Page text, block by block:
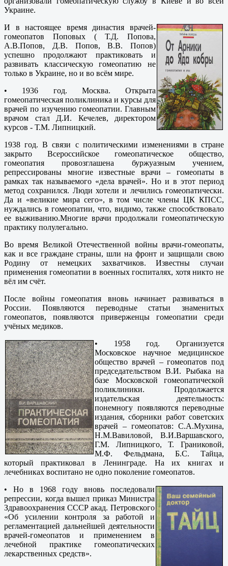
Украине.
И в настоящее время династия врачей-
гомеопатов Поповых ( Т.Д. Попова,
А.В.Попов, Д.В. Попов, В.В. Попов)
успешно продолжают практиковать и
развивать классическую гомеопатию не
только в Украине, но и во всём мире.
• 1936 год. Москва. Открыта
гомеопатическая поликлиника и курсы для
врачей по изучению гомеопатии. Главным
врачом стал Д.И. Кечелев, директором
курсов - Т.М. Липницкий.
1938 год. В связи с политическими изменениями в стране
закрыто Всероссийское гомеопатическое общество,
гомеопатия провозглашена буржуазным учением,
репрессированы многие известные врачи – гомеопаты в
рамках так называемого «дела врачей». Но и в этот период
метод сохранился. Люди хотели и лечились гомеопатически.
Да и «великие мира сего», в том числе члены ЦК КПСС,
нуждались в гомеопатии, что, видимо, также способствовало
ее выживанию.Многие врачи продолжали гомеопатическую
практику полулегально.
Во время Великой Отечественной войны врачи-гомеопаты,
как и все граждане страны, шли на фронт и защищали свою
Родину от немецких захватчиков. Известны случаи
применения гомеопатии в военных госпиталях, хотя никто не
вёл им счёт.
После войны гомеопатия вновь начинает развиваться в
России. Появляются переводные статьи знаменитых
гомеопатов, появляются приверженцы гомеопатии среди
учёных медиков.
• 1958 год. Организуется
Московское научное медицинское
общество врачей – гомеопатов под
председательством В.И. Рыбака на
базе Московской гомеопатической
поликлиники. Продолжается
издательская деятельность:
понемногу появляются переводные
издания, сборники работ советских
врачей – гомеопатов: С.А.Мухина,
Н.М.Вавиловой, В.И.Варшавского,
Г.М. Липницкого, Т. Граниковой,
М.Ф. Фельдмана, Б.С. Тайца,
который практиковал в Ленинграде. На их книгах и
лечебниках воспитано не одно поколение гомеопатов.
• Но в 1968 году вновь последовали
репрессии, когда вышел приказ Министра
Здравоохранения СССР акад. Петровского
«Об усилении контроля за работой и
регламентацией дальнейшей деятельности
врачей-гомеопатов и применением в
лечебной практике гомеопатических
лекарственных средств».